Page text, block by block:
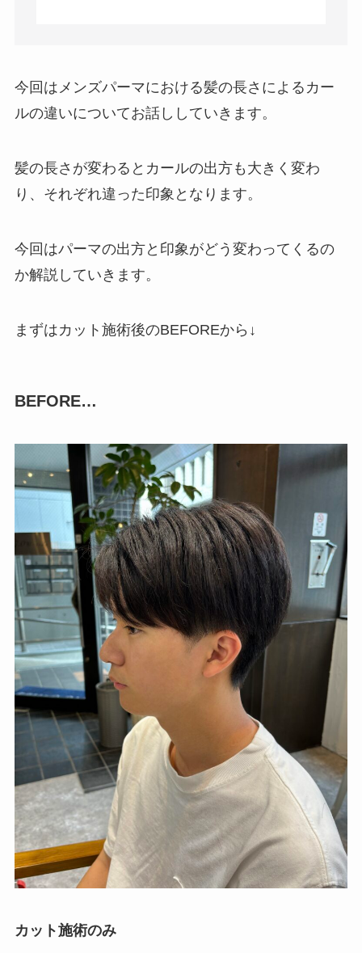
今回はメンズパーマにおける髪の長さによるカー
ルの違いについてお話ししていきます。
髪の長さが変わるとカールの出方も大きく変わ
り、それぞれ違った印象となります。
今回はパーマの出方と印象がどう変わってくるの
か解説していきます。
まずはカット施術後のBEFOREから↓
BEFORE…
カット施術のみ